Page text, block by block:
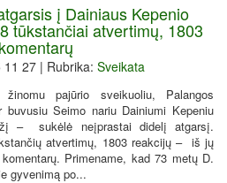
į Dainiaus Kepenio
tūkstančiai atvertimų, 1803
11 27 | Rubrika: Sveikata
pajūrio sveikuoliu, Palangos
Seimo nariu Dainiumi Kepeniu
– sukėlė neįprastai didelį atgarsį.
atvertimų, 1803 reakcijų – iš jų
Primename, kad 73 metų D.
gyvenimą po...